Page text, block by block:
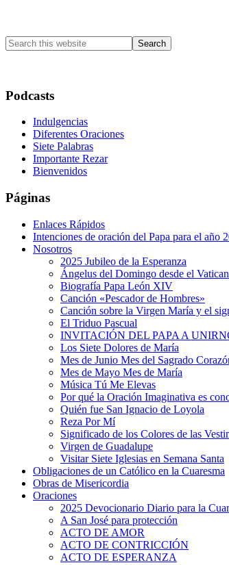
Search
this
Podcasts
Indulgencias
Diferentes Oraciones
Siete Palabras
Importante Rezar
Bienvenidos
Páginas
Enlaces Rápidos
Intenciones de oración del Papa para el año
Nosotros
2025 Jubileo de la Esperanza
Ángelus del Domingo desde el
Biografía Papa León XIV
Canción «Pescador de Hombres»
Canción sobre la Virgen María y el
El Triduo Pascual
INVITACIÓN DEL PAPA A
Los Siete Dolores de María
Mes de Junio Mes del Sagrado
Mes de Mayo Mes de María
Música Tú Me Elevas
Por qué la Oración Imaginativa es
Quién fue San Ignacio de Loyola
Reza Por Mí
Significado de los Colores de las
Virgen de Guadalupe
Visitar Siete Iglesias en Semana Santa
Obligaciones de un Católico en la Cuaresma
Obras de Misericordia
Oraciones
2025 Devocionario Diario para la
A San José para protección
ACTO DE AMOR
ACTO DE CONTRICCIÓN
ACTO DE ESPERANZA